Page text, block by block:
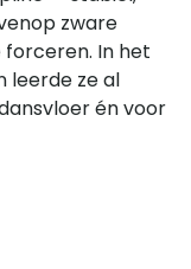
zware
In het
leerde ze al
én voor